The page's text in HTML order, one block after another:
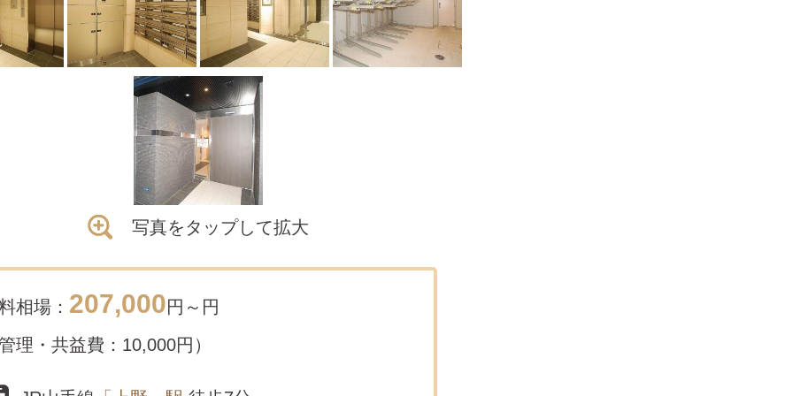
写真をタップして拡大
相場： 207,000円～ 円
理・共益費：10,000円）